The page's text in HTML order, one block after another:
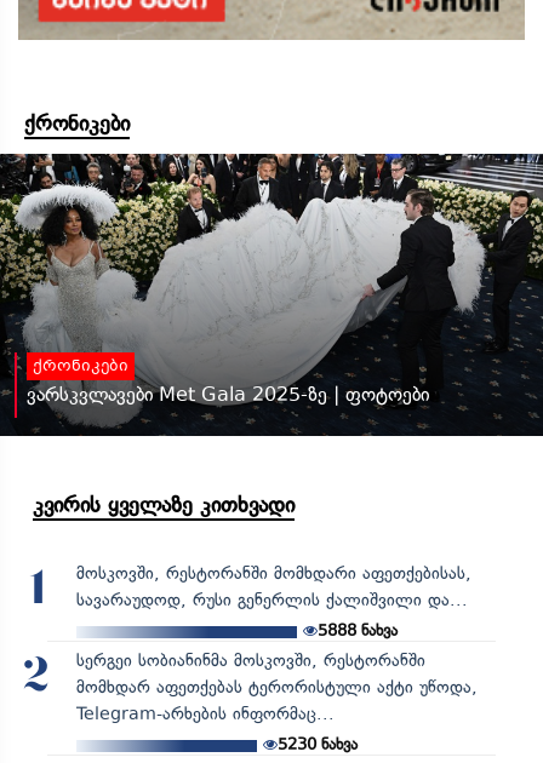
ქრონიკები
ქრონიკები
ვარსკვლავები Met Gala 2025-ზე | ფოტოები
კვირის ყველაზე კითხვადი
1
მოსკოვში, რესტორანში მომხდარი აფეთქებისას,
სავარაუდოდ, რუსი გენერლის ქალიშვილი და...
5888 ნახვა
2
სერგეი სობიანინმა მოსკოვში, რესტორანში
მომხდარ აფეთქებას ტერორისტული აქტი უწოდა,
Telegram-არხების ინფორმაც...
5230ნახვა